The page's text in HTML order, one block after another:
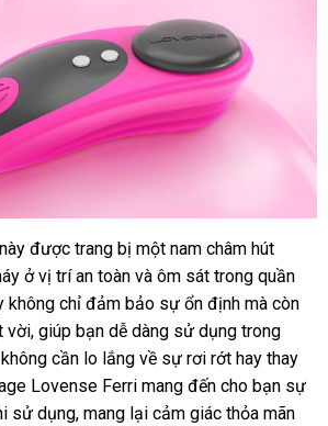
chất
lượng
được trang bị một nam châm hút
ở vị trí an toàn hướng
dẫn
và ôm sát trong quần
không chỉ đảm bảo sự ổn định bảng
giá
mà còn
vờimua
sắm
, giúp bạn dễ dàng sử dụng trong
cần lo lắng về sự rơi rớt hay thay
Lovense Ferri mang đến cho bạn sự
sử dụngmua
, mang lại cảm giác thỏa mãn